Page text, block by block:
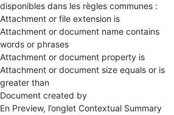
disponibles dans les règles communes :
Attachment or file extension is
Attachment or document name contains
words or phrases
Attachment or document property is
Attachment or document size equals or is
greater than
Document created by
En Preview, l’onglet Contextual Summary